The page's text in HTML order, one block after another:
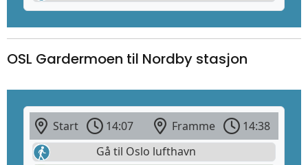
OSL Gardermoen til Nordby stasjon
Start 14:07 Framme
14:38
Gå til Oslo lufthavn